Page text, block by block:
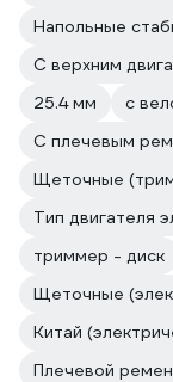
Напольные
С верхним
25.4 мм
с
С плечевым
Щеточные
Тип двигателя
триммер - диск
Щеточные
Китай
Плечевой